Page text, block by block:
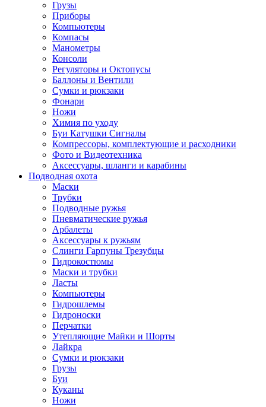
Грузы
Приборы
Компьютеры
Компасы
Манометры
Консоли
Регуляторы и Октопусы
Баллоны и Вентили
Сумки и рюкзаки
Фонари
Ножи
Химия по уходу
Буи Катушки Сигналы
Компрессоры, комплектующие и расходники
Фото и Видеотехника
Аксессуары, шланги и карабины
Подводная охота
Маски
Трубки
Подводные ружья
Пневматические ружья
Арбалеты
Аксессуары к ружьям
Слинги Гарпуны Трезубцы
Гидрокостюмы
Маски и трубки
Ласты
Компьютеры
Гидрошлемы
Гидроноски
Перчатки
Утепляющие Майки и Шорты
Лайкра
Сумки и рюкзаки
Грузы
Буи
Куканы
Ножи